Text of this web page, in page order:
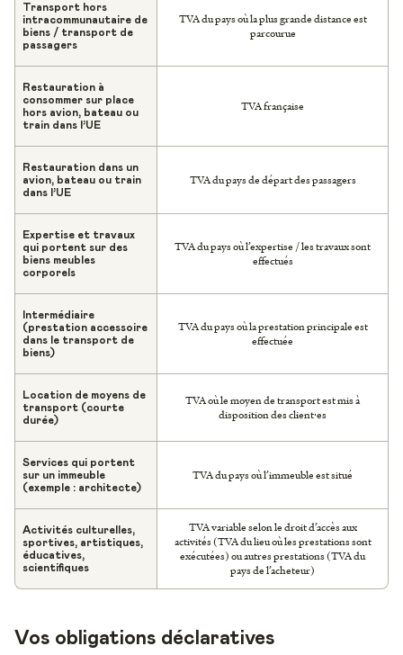
Transport hors
intracommunautaire de
biens / transport de
passagers
TVA du pays où la plus grande distance est
parcourue
Restauration à
consommer sur place
hors avion, bateau ou
train dans l’UE
TVA française
Restauration dans un
avion, bateau ou train
dans l’UE
TVA du pays de départ des passagers
Expertise et travaux
qui portent sur des
biens meubles
corporels
TVA du pays où l’expertise / les travaux sont
effectués
Intermédiaire
(prestation accessoire
dans le transport de
biens)
TVA du pays où la prestation principale est
effectuée
Location de moyens de
transport (courte
durée)
TVA où le moyen de transport est mis à
disposition des client·es
Services qui portent
sur un immeuble
(exemple : architecte)
TVA du pays où l’immeuble est situé
Activités culturelles,
sportives, artistiques,
éducatives,
scientifiques
TVA variable selon le droit d’accès aux
activités (TVA du lieu où les prestations sont
exécutées) ou autres prestations (TVA du
pays de l’acheteur)
Vos obligations déclaratives